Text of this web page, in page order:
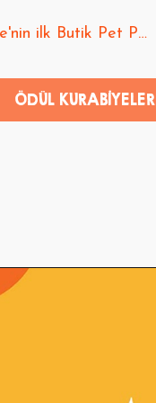
ÖDÜL KURABİYELERİ